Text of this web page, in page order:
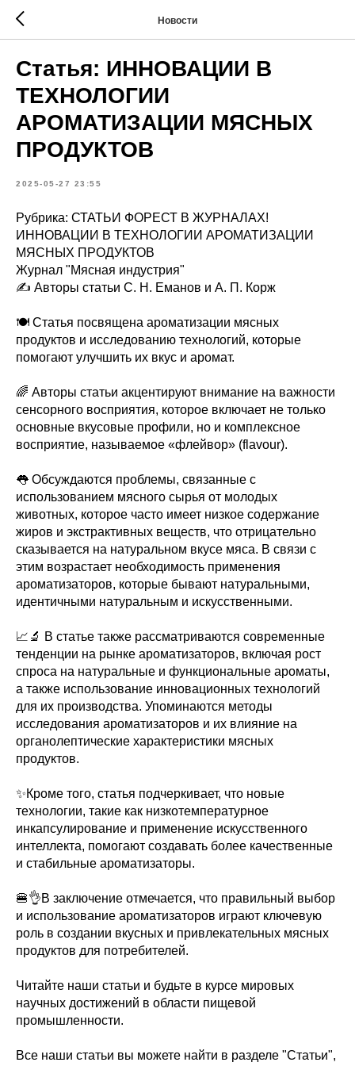
Новости
Статья: ИННОВАЦИИ В
ТЕХНОЛОГИИ
АРОМАТИЗАЦИИ МЯСНЫХ
ПРОДУКТОВ
2025-05-27 23:55
Рубрика: СТАТЬИ ФОРЕСТ В ЖУРНАЛАХ!
ИННОВАЦИИ В ТЕХНОЛОГИИ АРОМАТИЗАЦИИ
МЯСНЫХ ПРОДУКТОВ
Журнал "Мясная индустрия"
✍️ Авторы статьи С. Н. Еманов и А. П. Корж
🍽 Статья посвящена ароматизации мясных
продуктов и исследованию технологий, которые
помогают улучшить их вкус и аромат.
🌈 Авторы статьи акцентируют внимание на важности
сенсорного восприятия, которое включает не только
основные вкусовые профили, но и комплексное
восприятие, называемое «флейвор» (flavour).
👅 Обсуждаются проблемы, связанные с
использованием мясного сырья от молодых
животных, которое часто имеет низкое содержание
жиров и экстрактивных веществ, что отрицательно
сказывается на натуральном вкусе мяса. В связи с
этим возрастает необходимость применения
ароматизаторов, которые бывают натуральными,
идентичными натуральным и искусственными.
📈🔬 В статье также рассматриваются современные
тенденции на рынке ароматизаторов, включая рост
спроса на натуральные и функциональные ароматы,
а также использование инновационных технологий
для их производства. Упоминаются методы
исследования ароматизаторов и их влияние на
органолептические характеристики мясных
продуктов.
✨Кроме того, статья подчеркивает, что новые
технологии, такие как низкотемпературное
инкапсулирование и применение искусственного
интеллекта, помогают создавать более качественные
и стабильные ароматизаторы.
🍔👌В заключение отмечается, что правильный выбор
и использование ароматизаторов играют ключевую
роль в создании вкусных и привлекательных мясных
продуктов для потребителей.
Читайте наши статьи и будьте в курсе мировых
научных достижений в области пищевой
промышленности.
Все наши статьи вы можете найти в разделе "Статьи",